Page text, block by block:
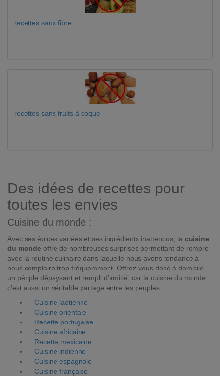
recettes sans fibre
recettes sans fruits à coque
Des idées de recettes pour
toutes les envies
Cuisine du monde :
Avec ses épices variées et ses ingrédients inattendus, la cuisine
du monde offre de nombreuses surprises permettant de rompre
avec la routine culinaire dans laquelle nous avons tendance à
nous complaire trop fréquemment. Offrez-vous donc à domicile
un périple dépaysant et rempli d’amitié, car la cuisine du monde
c’est aussi un véritable partage entre les peuples.
Cuisine laotienne
Cuisine orientale
Recette portugaise
Cuisine africaine
Recette mexicaine
Cuisine indienne
Cuisine espagnole
Cuisine française